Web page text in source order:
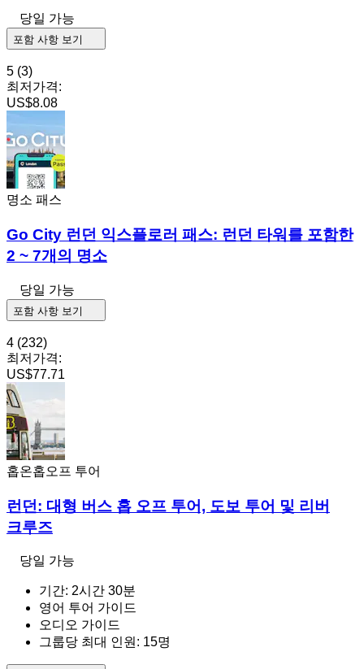
당일 가능
포함 사항 보기
5 (3)
최저가격:
US$8.08
명소 패스
Go City 런던 익스플로러 패스: 런던 타워를 포함한
2 ~ 7개의 명소
당일 가능
포함 사항 보기
4 (232)
최저가격:
US$77.71
홉온홉오프 투어
런던: 대형 버스 홉 오프 투어, 도보 투어 및 리버
크루즈
당일 가능
기간: 2시간 30분
영어 투어 가이드
오디오 가이드
그룹당 최대 인원: 15명